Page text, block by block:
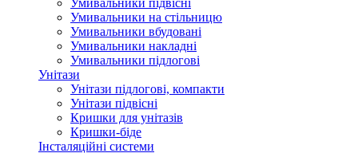
Умивальники підвісні
Умивальники на стільницю
Умивальники вбудовані
Умивальники накладні
Умивальники підлогові
Унітази
Унітази підлогові, компакти
Унітази підвісні
Кришки для унітазів
Кришки-біде
Інсталяційні системи